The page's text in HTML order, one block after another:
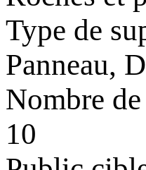
Type de
Panneau,
Nombre
10